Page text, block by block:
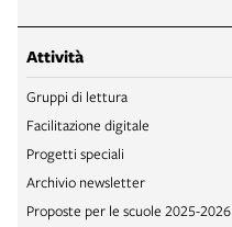
Attività
Gruppi di lettura
Facilitazione digitale
Progetti speciali
Archivio newsletter
Proposte per le scuole 2025-2026